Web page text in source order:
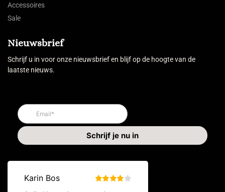
Accessoires
Sale
Nieuwsbrief
Schrijf u in voor onze nieuwsbrief en blijf op de hoogte van de
laatste nieuws.